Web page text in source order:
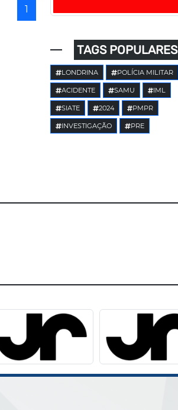
1
TAGS POPULARES
LONDRINA POLÍCIA MILITAR
ACIDENTE SAMU IML
SIATE 2024 PMPR
INVESTIGAÇÃO PRE